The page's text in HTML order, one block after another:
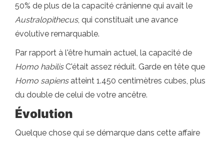
50% de plus de la capacité crânienne qui avait le
Australopithecus, qui constituait une avance
évolutive remarquable.
Par rapport à l'être humain actuel, la capacité de
Homo habilisC'était assez réduit. Garde en tête que
Homo sapiensatteint 1.450 centimètres cubes, plus
du double de celui de votre ancêtre.
Évolution
Quelque chose qui se démarque dans cette affaire